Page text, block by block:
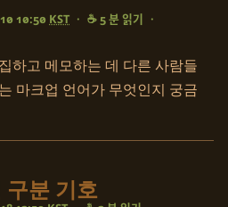
10:50 KST · ☕ 5 분 읽기 ·
하고 메모하는 데 다른 사람들
마크업 언어가 무엇인지 궁금
구분 기호